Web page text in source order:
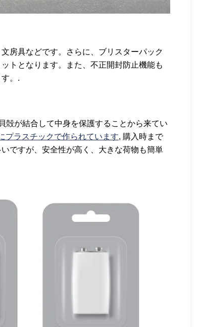
房具などです。さらに、ブリスターパック
トとなります。また、不正開封防止機能も
。.
殻が結合して中身を保護することから来てい
プラスチックで作られています, 購入時まで
ですが、安全性が高く、大きな荷物も簡単